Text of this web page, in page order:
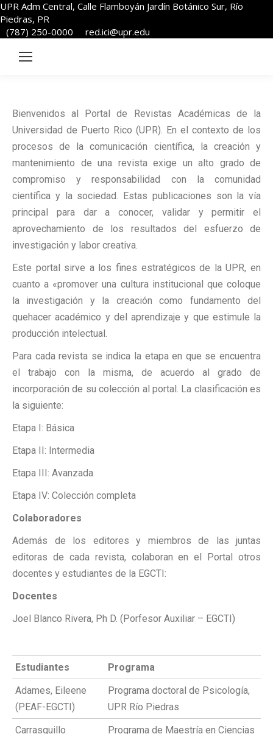
UPR Adm Central, Calle Flamboyán Jardín Botánico Sur, Río
Piedras, PR
(787) 250-0000
red.ici@upr.edu
Bienvenidos al Portal de Revistas Académicas de la
Universidad de Puerto Rico (UPR). En el contexto de los
procesos de la comunicación científica, la creación y
mantenimiento de una revista exige un alto grado de
compromiso y responsabilidad con la comunidad
científica y la sociedad. Estas publicaciones son la vía
principal para dar a conocer, validar y permitir el
aprovechamiento de los resultados del esfuerzo de
investigación y labor creativa.
Este portal sirve a los fines estratégicos de la UPR, en
cuanto a «promover una cultura institucional que coloque
la investigación y la creación como fundamento del
quehacer académico y del aprendizaje y que estimule la
producción intelectual.
Para cada revista se indica la etapa en que se encuentra
el trabajo con la misma, de acuerdo al grado de
incorporación de su colección al portal. La clasificación es
la siguiente:
Etapa I: Básica
Etapa II: Intermedia
Etapa III: Avanzada
Etapa IV: Colección completa
Colaboradores
Además de los editores y miembros de las juntas
editoras de cada revista, colaboran en el Portal otros
docentes y estudiantes de la EGCTI:
Docentes
Joel Blanco Rivera, Ph D. (Porfesor Auxiliar – EGCTI)
Estudiantes
Programa
Adames, Eileene
(PEAF-EGCTI)
Programa doctoral de Psicología,
UPR Río Piedras
Carrasquillo
Programa de Maestría en Ciencias